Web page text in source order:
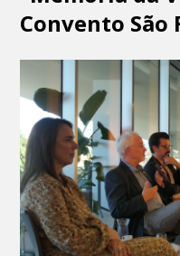
Convento São